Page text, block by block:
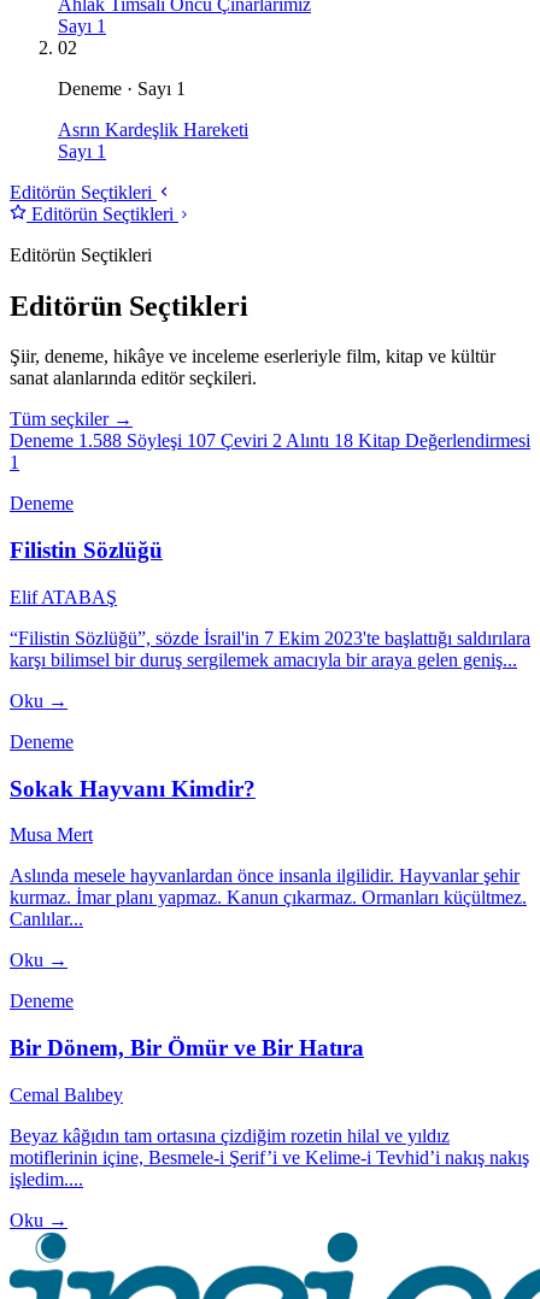
Sayı 1
02
Deneme · Sayı 1
Asrın Kardeşlik Hareketi
Sayı 1
Editörün Seçtikleri
Editörün Seçtikleri
Editörün Seçtikleri
Editörün Seçtikleri
Şiir, deneme, hikâye ve inceleme eserleriyle film, kitap ve kültür
sanat alanlarında editör seçkileri.
Tüm seçkiler →
Deneme 1.588 Söyleşi 107 Çeviri 2Alıntı 18 Kitap Değerlendirmesi
1
Deneme
Filistin Sözlüğü
Elif ATABAŞ
“Filistin Sözlüğü”, sözde İsrail'in 7 Ekim 2023'te başlattığı saldırılara
karşı bilimsel bir duruş sergilemek amacıyla bir araya gelen geniş...
Oku →
Deneme
Sokak Hayvanı Kimdir?
Musa Mert
Aslında mesele hayvanlardan önce insanla ilgilidir. Hayvanlar şehir
kurmaz. İmar planı yapmaz. Kanun çıkarmaz. Ormanları küçültmez.
Canlılar...
Oku →
Deneme
Bir Dönem, Bir Ömür ve Bir Hatıra
Cemal Balıbey
Beyaz kâğıdın tam ortasına çizdiğim rozetin hilal ve yıldız
motiflerinin içine, Besmele-i Şerif’i ve Kelime-i Tevhid’i nakış nakış
işledim....
Oku →